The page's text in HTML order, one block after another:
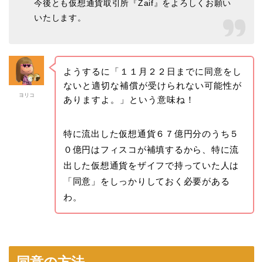
今後とも仮想通貨取引所『Zaif』をよろしくお願い
いたします。
ヨリコ
ようするに「１１月２２日までに同意をし
ないと適切な補償が受けられない可能性が
ありますよ。」という意味ね！
特に流出した仮想通貨６７億円分のうち５
０億円はフィスコが補填するから、特に流
出した仮想通貨をザイフで持っていた人は
「同意」をしっかりしておく必要がある
わ。